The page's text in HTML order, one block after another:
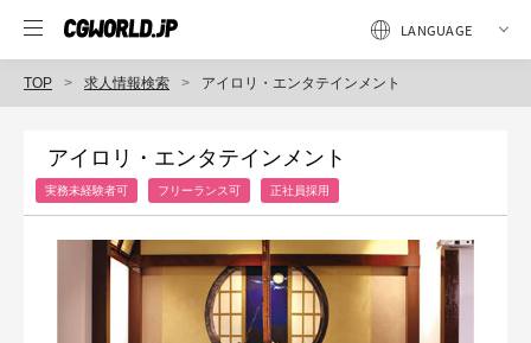
TOP 求人情報検索 アイロリ・エンタテインメント
アイロリ・エンタテインメント
実務未経験者可 フリーランス可 正社員採用